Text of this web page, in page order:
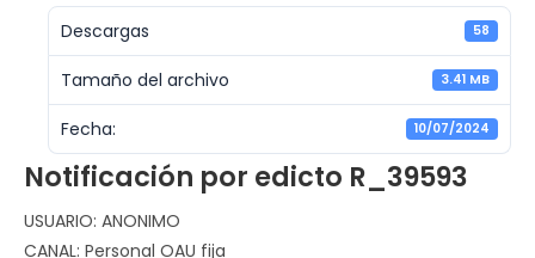
Descargas 58
Tamaño del archivo 3.41 MB
Fecha: 10/07/2024
Notificación por edicto R_39593
USUARIO: ANONIMO
CANAL: Personal OAU fija